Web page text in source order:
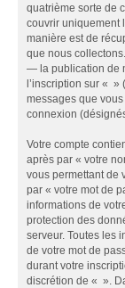
quatrième sorte de
couvrir uniquement
manière est de
que nous
— la publication de
l’inscription sur « »
messages que
connexion
Votre compte
après par « votre
vous permettant de
par « votre mot de
informations de
protection des
serveur. Toutes les
de votre mot de
durant votre
discrétion de « ».